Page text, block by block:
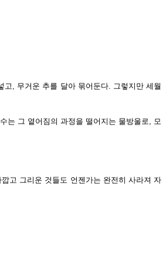
, 무거운 추를 달아 묶어둔다. 그렇지만 세월
는 그 옅어짐의 과정을 떨어지는 물방울로, 모
고 그리운 것들도 언젠가는 완전히 사라져 자